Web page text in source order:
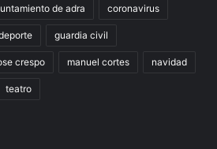
de adra coronavirus
guardia civil
crespo manuel cortes navidad
teatro